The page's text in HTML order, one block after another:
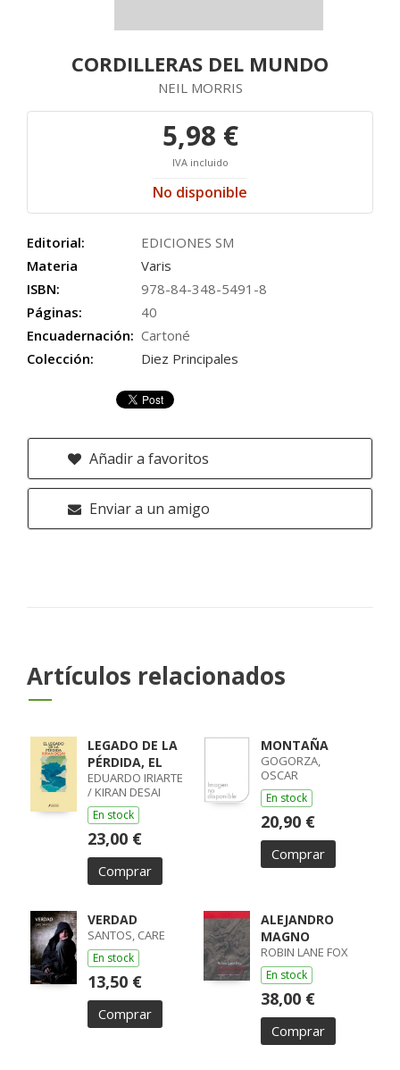
CORDILLERAS DEL MUNDO
NEIL MORRIS
5,98 €
IVA incluido
No disponible
Editorial:
EDICIONES SM
Materia
Varis
ISBN:
978-84-348-5491-8
Páginas:
40
Encuadernación: Cartoné
Colección:
Diez Principales
Añadir a favoritos
Enviar a un amigo
Artículos relacionados
LEGADO DE LA
PÉRDIDA, EL
EDUARDO IRIARTE
/ KIRAN DESAI
En stock
23,00 €
Comprar
MONTAÑA
GOGORZA,
OSCAR
En stock
20,90 €
Comprar
VERDAD
SANTOS, CARE
En stock
13,50 €
Comprar
ALEJANDRO
MAGNO
ROBIN LANE FOX
En stock
38,00 €
Comprar